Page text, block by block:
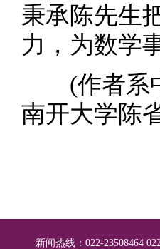
秉承陈先生
力，为数学
(作者系中
南开大学陈
新闻热线：022-23508464